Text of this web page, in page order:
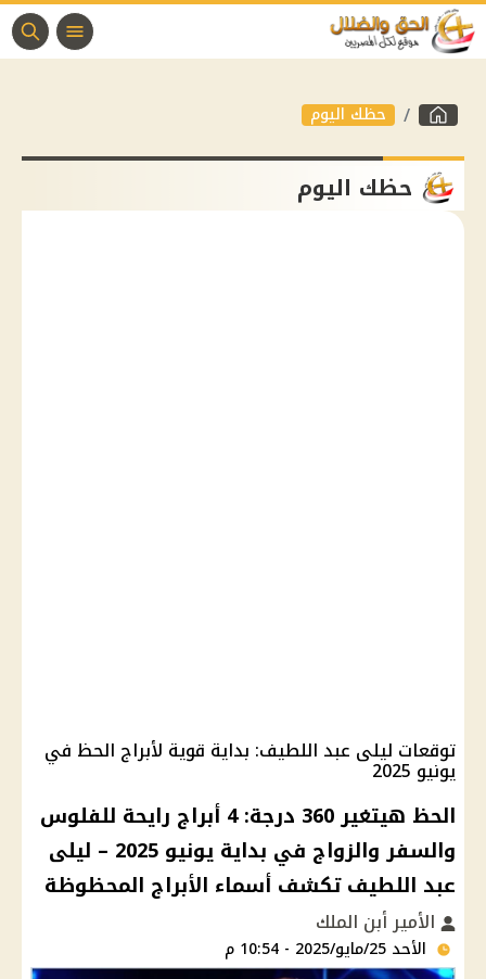
حظك اليوم
حظك اليوم
توقعات ليلى عبد اللطيف: بداية قوية لأبراج الحظ في
يونيو 2025
الحظ هيتغير 360 درجة: 4 أبراج رايحة للفلوس
والسفر والزواج في بداية يونيو 2025 – ليلى
عبد اللطيف تكشف أسماء الأبراج المحظوظة
الأمير أبن الملك
الأحد 25/مايو/2025 - 10:54 م